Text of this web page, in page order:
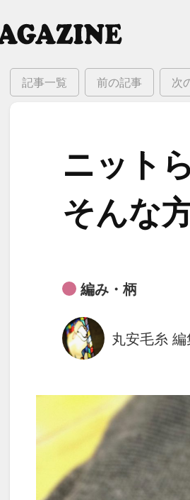
記事一覧 前の記事 次
ニット
そんな​
編み・柄
丸安毛糸